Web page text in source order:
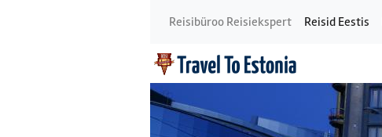
Reisibüroo Reisiekspert Reisid Eestis